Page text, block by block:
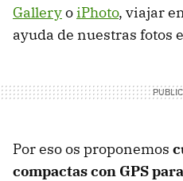
GalleryoiPhoto, viajar
ayuda de nuestras fotos
Por eso os proponemos
compactas con GPS